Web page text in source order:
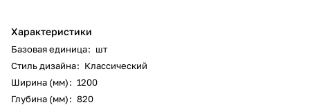
Характеристики
Базовая единица: шт
Стиль дизайна: Классический
Ширина (мм): 1200
Глубина (мм): 820